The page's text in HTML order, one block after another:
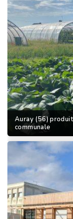
Auray (56)
communale